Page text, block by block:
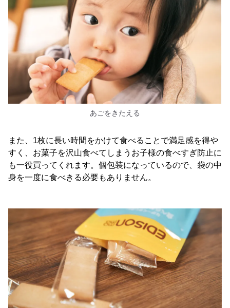
あごをきたえる
また、1枚に長い時間をかけて食べることで満足感を得や
すく、お菓子を沢山食べてしまうお子様の食べすぎ防止に
も一役買ってくれます。個包装になっているので、袋の中
身を一度に食べきる必要もありません。